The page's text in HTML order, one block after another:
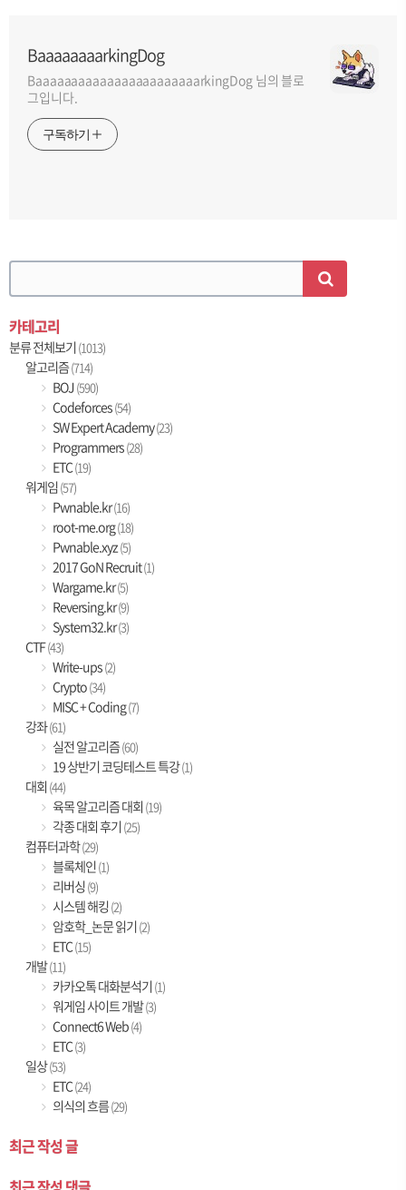
BaaaaaaaarkingDog
BaaaaaaaaaaaaaaaaaaaaaaarkingDog 님의 블로
그입니다.
구독하기
카테고리
분류 전체보기(1013)
알고리즘(714)
BOJ (590)
Codeforces(54)
SW Expert Academy(23)
Programmers(28)
ETC(19)
워게임(57)
Pwnable.kr(16)
root-me.org(18)
Pwnable.xyz(5)
2017 GoN Recruit(1)
Wargame.kr(5)
Reversing.kr(9)
System32.kr(3)
CTF(43)
Write-ups(2)
Crypto(34)
MISC + Coding(7)
강좌(61)
실전 알고리즘(60)
19 상반기 코딩테스트 특강(1)
대회 (44)
육목 알고리즘 대회 (19)
각종 대회 후기(25)
컴퓨터과학(29)
블록체인(1)
리버싱(9)
시스템 해킹(2)
암호학_논문 읽기(2)
ETC(15)
개발(11)
카카오톡 대화분석기(1)
워게임 사이트 개발(3)
Connect6 Web(4)
ETC(3)
일상(53)
ETC(24)
의식의 흐름(29)
최근 작성 글